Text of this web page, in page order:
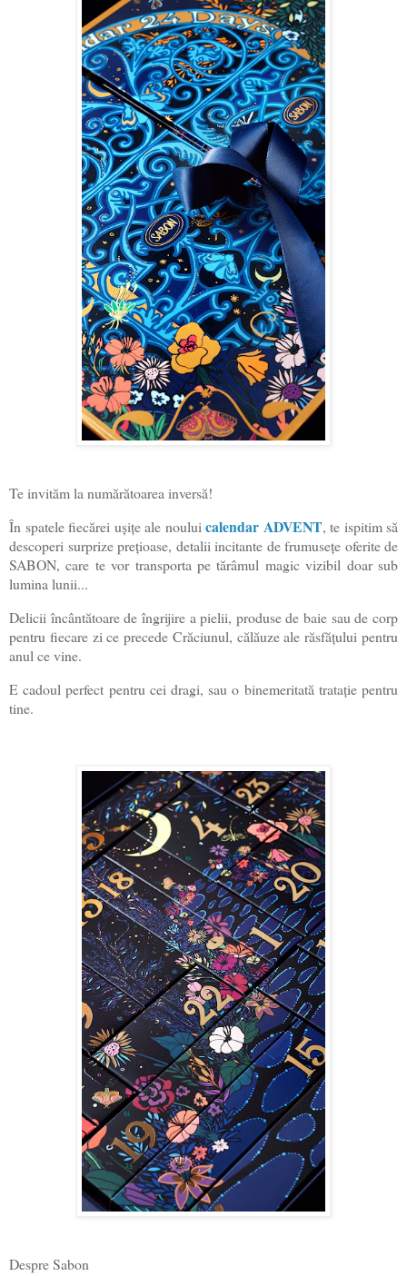
Te invităm la numărătoarea inversă!
În spatele fiecărei ușițe ale noului calendar ADVENT, te ispitim să
descoperi surprize prețioase, detalii incitante de frumusețe oferite de
SABON, care te vor transporta pe tărâmul magic vizibil doar sub
lumina lunii...
Delicii încântătoare de îngrijire a pielii, produse de baie sau de corp
pentru fiecare zi ce precede Crăciunul, călăuze ale răsfățului pentru
anul ce vine.
E cadoul perfect pentru cei dragi, sau o binemeritată tratație pentru
tine.
Despre Sabon